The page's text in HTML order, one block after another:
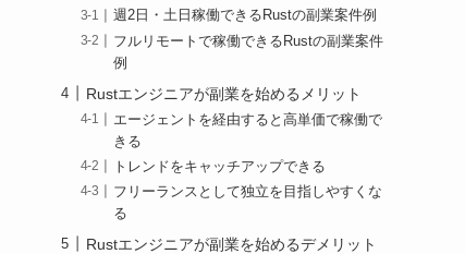
週2日・土日稼働できるRustの副業案件例
フルリモートで稼働できるRustの副業案件
例
Rustエンジニアが副業を始めるメリット
エージェントを経由すると高単価で稼働で
きる
トレンドをキャッチアップできる
フリーランスとして独立を目指しやすくな
る
Rustエンジニアが副業を始めるデメリット